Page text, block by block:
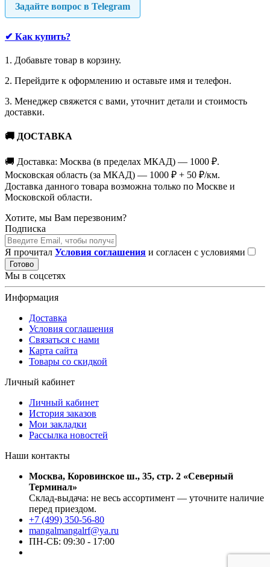
Задайте вопрос в Telegram
✔ Как купить?
1. Добавьте товар в корзину.
2. Перейдите к оформлению и оставьте имя и телефон.
3. Менеджер свяжется с вами, уточнит детали и стоимость
доставки.
🚚 ДОСТАВКА
🚚 Доставка: Москва (в пределах МКАД) — 1000 ₽.
Московская область (за МКАД) — 1000 ₽ + 50 ₽/км.
Доставка данного товара возможна только по Москве и
Московской области.
Хотите, мы Вам перезвоним?
Подписка
Я прочитал Условия соглашения и согласен с условиями
Готово
Мы в соцсетях
Информация
Доставка
Условия соглашения
Связаться с нами
Карта сайта
Товары со скидкой
Личный кабинет
Личный кабинет
История заказов
Мои закладки
Рассылка новостей
Наши контакты
Москва, Коровинское ш., 35, стр. 2 «Северный
Терминал»
Склад-выдача: не весь ассортимент — уточните наличие
перед приездом.
+7 (499) 350-56-80
mangalmangalrf@ya.ru
ПН-СБ: 09:30 - 17:00